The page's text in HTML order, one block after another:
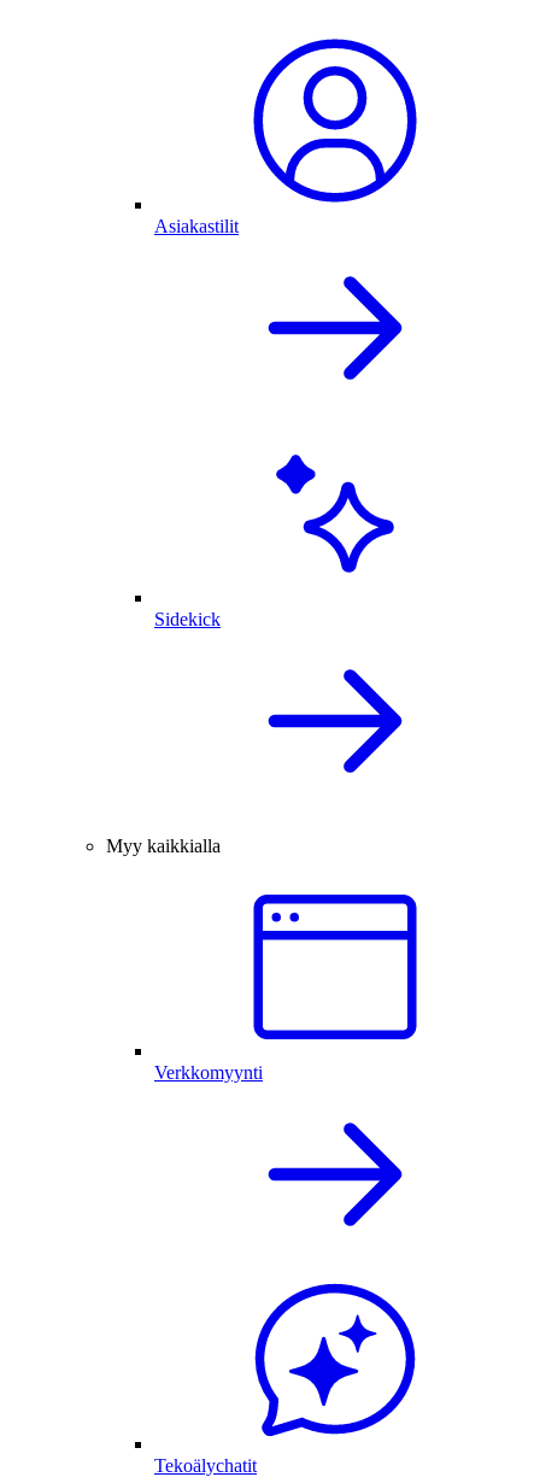
Asiakastilit
Sidekick
Myy kaikkialla
Verkkomyynti
Tekoälychatit